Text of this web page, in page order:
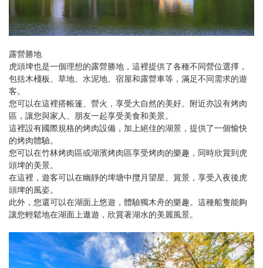
露營勝地
虎頭埤也是一個理想的露營勝地，這裡提供了各種不同營位選擇，
包括木棧板、草地、水泥地、宿屋和露營車等，滿足不同需求的遊
客。
您可以在這裡搭帳篷、營火，享受大自然的美好。附近亦設有烤肉
區，讓您與家人、朋友一起享受美食和美景。
這裡設有國際規格的烤肉設備，加上絕佳的湖景，提供了一個愉快
的烤肉體驗。
您可以在竹林烤肉區或湖濱烤肉區享受烤肉的樂趣，同時欣賞到虎
頭埤的美景。
在這裡，遊客可以在幽靜的埤塘中攬月望星、賞景，享受入夜後虎
頭埤的風姿。
此外，您還可以在湖面上悠遊，體驗獨木舟的樂趣。這種船隻能夠
讓您輕鬆地在湖面上遨遊，欣賞著湖水的美麗風景。